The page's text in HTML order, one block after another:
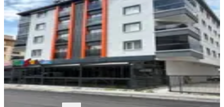
Ankara, Sincan
3+1
145 m² 1. Kat·12.06.2026
5.349.000 ₺
Gökhan oral
Ara